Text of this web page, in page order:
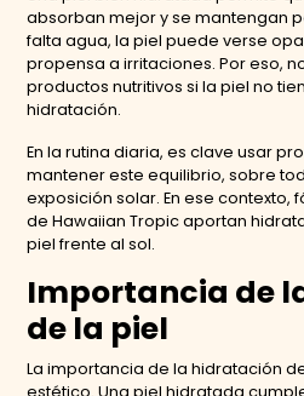
absorban mejor y se mantengan
falta agua, la piel puede verse
propensa a irritaciones. Por eso,
productos nutritivos si la piel no
hidratación.
En la rutina diaria, es clave usar
mantener este equilibrio, sobre
exposición solar. En ese contexto,
de Hawaiian Tropic aportan
piel frente al sol.
Importancia de
de la piel
La importancia de la hidratación
estético. Una piel hidratada